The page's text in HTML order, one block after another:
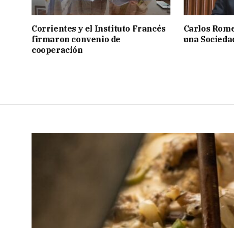
Corrientes y el Instituto Francés
firmaron convenio de
cooperación
Carlos
una